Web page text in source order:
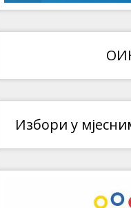
Избори у